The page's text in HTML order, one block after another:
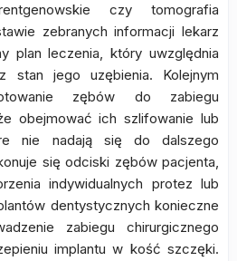
czy tomografia
zebranych informacji lekarz
plan leczenia, który uwzględnia
stan jego uzębienia. Kolejnym
zębów do zabiegu
obejmować ich szlifowanie lub
nie nadają się do dalszego
się odciski zębów pacjenta,
indywidualnych protez lub
dentystycznych konieczne
zabiegu chirurgicznego
implantu w kość szczęki.